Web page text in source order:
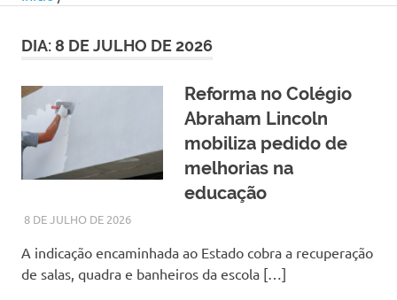
DIA:8 DE JULHO DE 2026
Reforma no Colégio
Abraham Lincoln
mobiliza pedido de
melhorias na
educação
8 DE JULHO DE 2026LARISSA TURKO
NOTÍCIAS
A indicação encaminhada ao Estado cobra a recuperação
de salas, quadra e banheiros da escola […]